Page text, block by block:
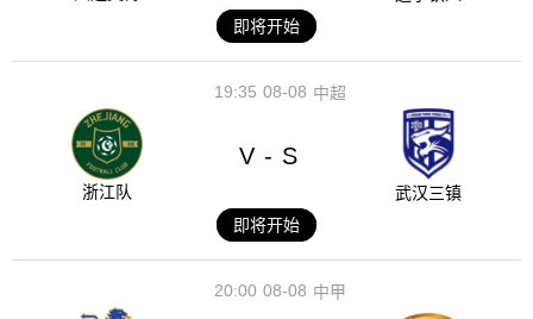
即将开始
08-08
19:35 中超
浙江队
V - S
武汉三镇
即将开始
08-08
20:00 中甲